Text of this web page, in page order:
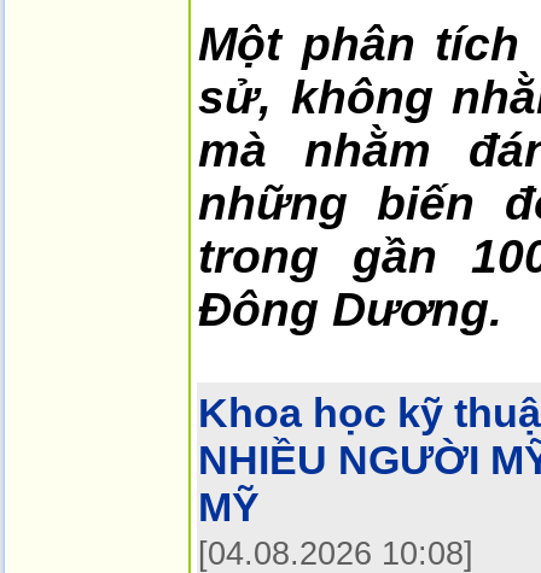
Một phân
sử, không
mà nhằm
những biến
trong gần
Đông Dương.
Khoa học kỹ
NHIỀU NGƯỜI
MỸ
[04.08.2026 10:08]